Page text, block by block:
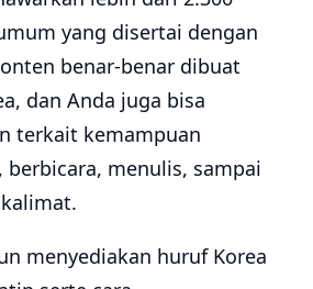
yang disertai dengan
benar-benar dibuat
dan Anda juga bisa
terkait kemampuan
berbicara, menulis, sampai
menyediakan huruf Korea